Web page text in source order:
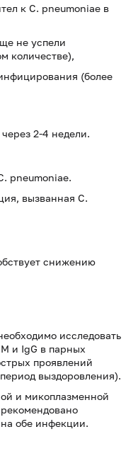
к C. pneumoniaе в
не успели
количестве),
(более
2-4 недели.
pneumoniaе.
вызванная C.
снижению
исследовать
и IgG в парных
проявлений
выздоровления).
и микоплазменной
обе инфекции.